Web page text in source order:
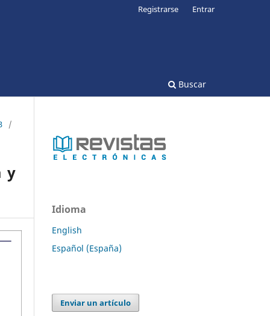
Buscar
Registrarse Entrar
/
y
Idioma
English
Español (España)
Enviar un artículo